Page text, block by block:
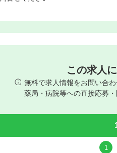
この求人
無料で求人情報をお問い合わ
薬局・病院等への直接応募
1